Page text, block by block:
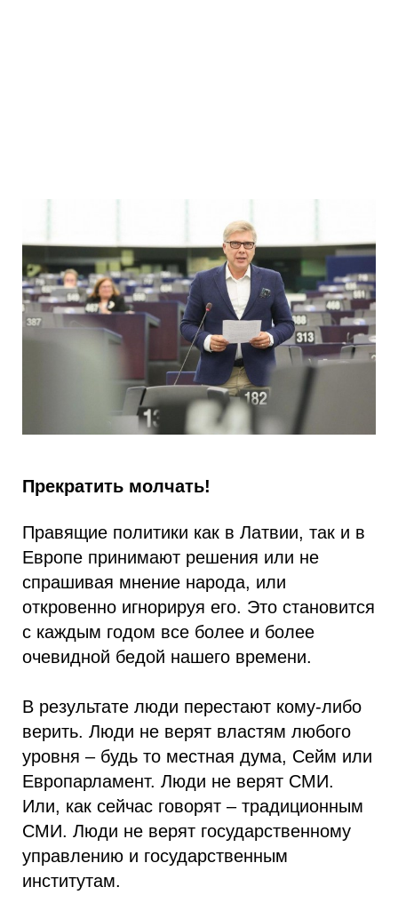
Прекратить молчать!
Правящие политики как в Латвии, так и в
Европе принимают решения или не
спрашивая мнение народа, или
откровенно игнорируя его. Это становится
с каждым годом все более и более
очевидной бедой нашего времени.
В результате люди перестают кому-либо
верить. Люди не верят властям любого
уровня – будь то местная дума, Сейм или
Европарламент. Люди не верят СМИ.
Или, как сейчас говорят – традиционным
СМИ. Люди не верят государственному
управлению и государственным
институтам.